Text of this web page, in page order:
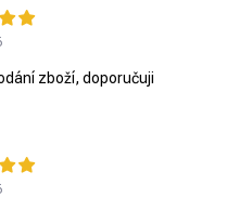
zboží, doporučuji